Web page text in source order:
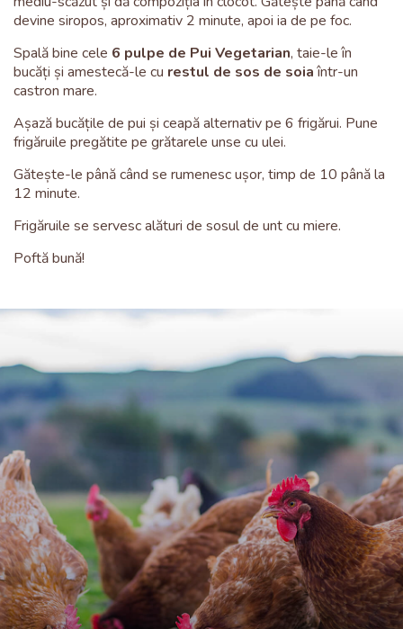
devine siropos, aproximativ 2 minute, apoi ia de pe foc.
Spală bine cele 6 pulpe de Pui Vegetarian, taie-le în
bucăți și amestecă-le cu restul de sos de soiaîntr-un
castron mare.
Așază bucățile de pui și ceapă alternativ pe 6 frigărui. Pune
frigăruile pregătite pe grătarele unse cu ulei.
Gătește-le până când se rumenesc ușor, timp de 10 până la
12 minute.
Frigăruile se servesc alături de sosul de unt cu miere.
Poftă bună!